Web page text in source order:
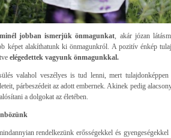
minél jobban ismerjük önmagunkat , akár józan
képet alakíthatunk ki önmagunkról. A pozitív énkép
elégedettek vagyunk önmagunkkal.
valahol veszélyes is tud lenni, mert
párbeszédeit az adott embernek. Akinek pedig
a dolgokat az életében.
rendelkezünk erősségekkel és